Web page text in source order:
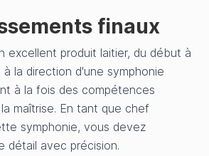
finaux
excellent produit laitier, du début à
la direction d'une symphonie
à la fois des compétences
maîtrise. En tant que chef
symphonie, vous devez
détail avec précision.